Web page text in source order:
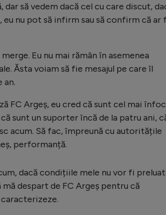
să vedem dacă cel cu care discut,
nu pot să infirm sau să confirm că ar
Eu nu mai rămân în asemenea
Ăsta voiam să fie mesajul pe care îl
FC Argeș, eu cred că sunt cel mai
sunt un suporter încă de la patru ani,
acum. Să fac, împreună cu autoritățile
performanță.
dacă condițiile mele nu vor fi
despart de FC Argeș pentru că